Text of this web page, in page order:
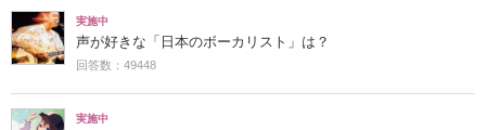
実施中
声が好きな「日本のボーカリスト」は？
回答数：49448
実施中